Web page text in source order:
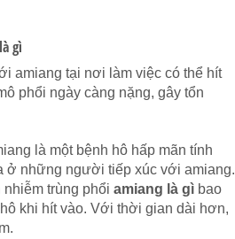
gì
amiang tại nơi làm việc có thể hít
phổi ngày càng nặng, gây tổn
là một bệnh hô hấp mãn tính
ở những người tiếp xúc với amiang.
trùng phổi amiang là gì bao
khi hít vào. Với thời gian dài hơn,